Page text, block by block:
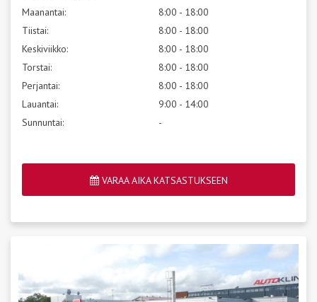
Maanantai:
8:00 - 18:00
Tiistai:
8:00 - 18:00
Keskiviikko:
8:00 - 18:00
Torstai:
8:00 - 18:00
Perjantai:
8:00 - 18:00
Lauantai:
9:00 - 14:00
Sunnuntai:
-
VARAA AIKA KATSASTUKSEEN